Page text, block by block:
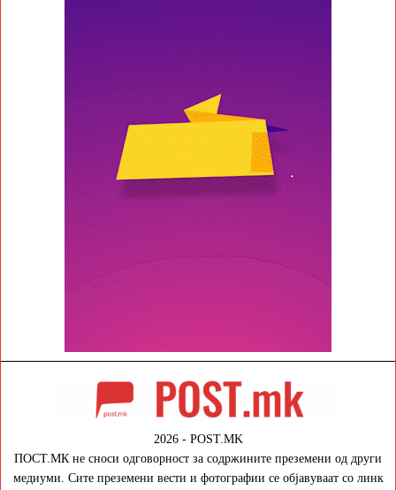
2026 - POST.MK
ПОСТ.МК не сноси одговорност за содржините преземени од други
медиуми. Сите преземени вести и фотографии се објавуваат со линк